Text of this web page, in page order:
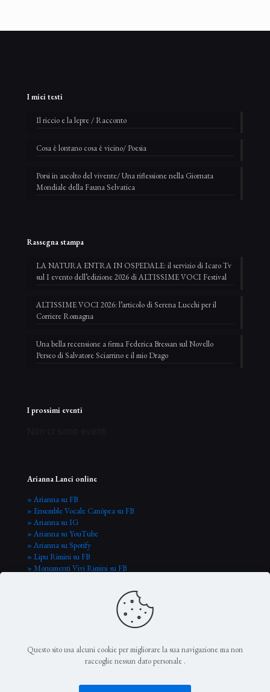
I miei testi
Il riccio e la lepre / Racconto
Cosa è lontano cosa è vicino/ Poesia
Porsi in ascolto del vivente/ Una riflessione nella Giornata
Mondiale della Fauna Selvatica
Rassegna stampa
LA NATURA ENTRA IN OSPEDALE: il servizio di Icaro Tv
sul I evento dell’edizione 2026 di ALTISSIME VOCI Festival
ALTISSIME VOCI 2026: l’articolo di Serena Lucchi per il
Corriere Romagna
Una bella recensione a firma Federica Bressan sul Novello
Perseo di Salvatore Sciarrino e il mio Drago
I prossimi eventi
Arianna Lanci online
» Arianna su FB
» Ensemble Vocale Canòpea su FB
» Arianna su IG
» Arianna su YouTube
» Arianna su Spotify
» Lipu Rimini su FB
» Monumenti Vivi Rimini su FB
© Arianna Lanci 2026
Questo sito usa alcuni cookie per migliorare la sua navigazione ma non
raccoglie nessun dato personale .